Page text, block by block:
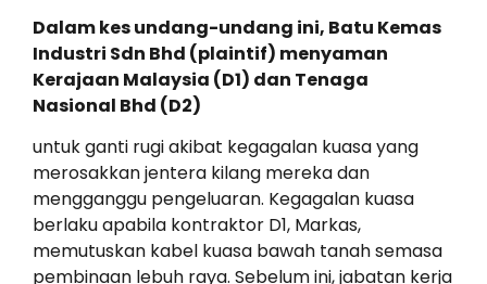
Dalam kes undang-undang ini, Batu Kemas
Industri Sdn Bhd (plaintif) menyaman
Kerajaan Malaysia (D1) dan Tenaga
Nasional Bhd (D2)
untuk ganti rugi akibat kegagalan kuasa yang
merosakkan jentera kilang mereka dan
mengganggu pengeluaran. Kegagalan kuasa
berlaku apabila kontraktor D1, Markas,
memutuskan kabel kuasa bawah tanah semasa
pembinaan lebuh raya. Sebelum ini, jabatan kerja